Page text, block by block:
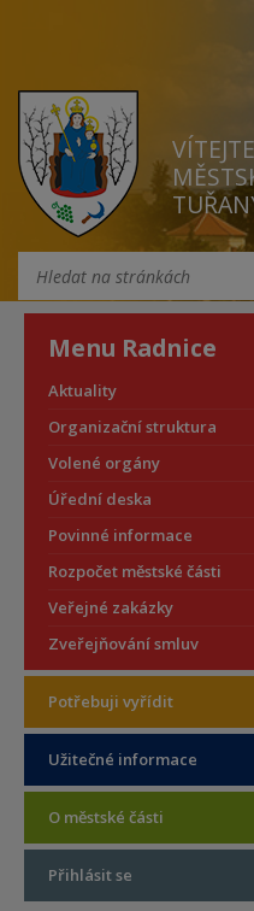
Menu Radnice
Aktuality
Organizační struktura
Volené orgány
Úřední deska
Povinné informace
Rozpočet městské části
Veřejné zakázky
Zveřejňování smluv
Potřebuji vyřídit
Užitečné informace
O městské části
Přihlásit se